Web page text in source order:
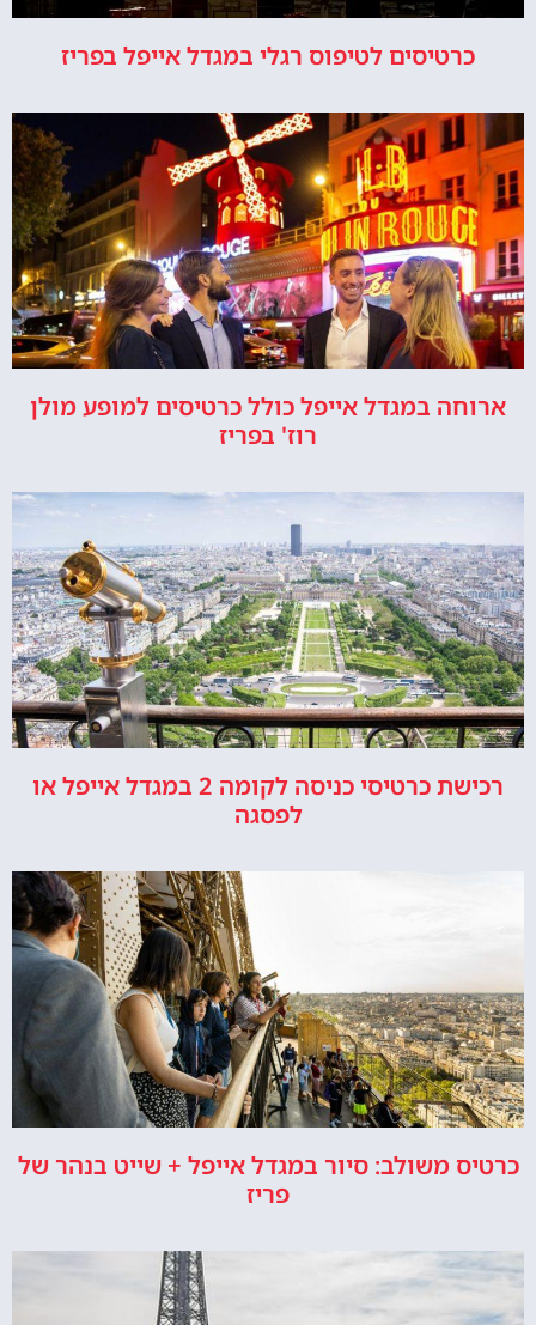
כרטיסים לטיפוס רגלי במגדל אייפל בפריז
ארוחה במגדל אייפל כולל כרטיסים למופע מולן
רוז' בפריז
רכישת כרטיסי כניסה לקומה 2 במגדל אייפל או
לפסגה
כרטיס משולב: סיור במגדל אייפל + שייט בנהר של
פריז